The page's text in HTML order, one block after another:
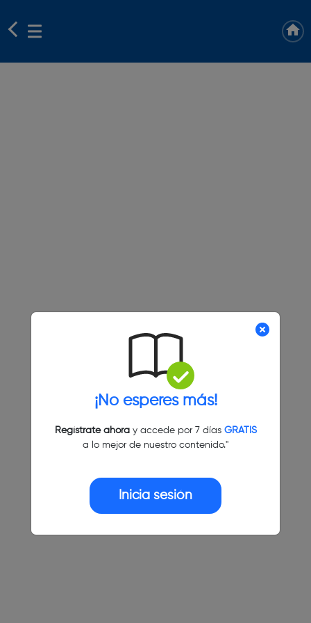
¡No esperes más!
Regístrate ahoray accede por 7 días GRATIS
a lo mejor de nuestro contenido."
Inicia sesión